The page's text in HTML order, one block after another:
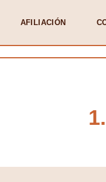
AFILIACIÓN